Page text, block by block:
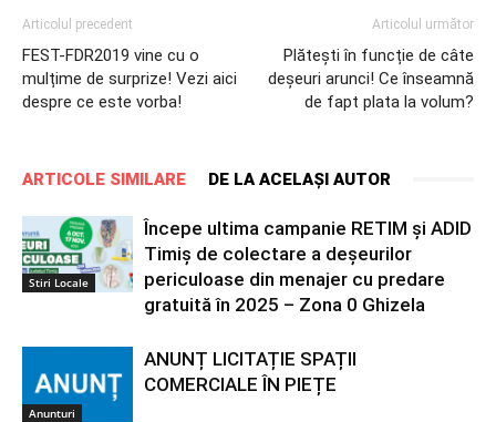
Articolul precedent
FEST-FDR2019 vine cu o
mulțime de surprize! Vezi aici
despre ce este vorba!
Articolul următor
Plătești în funcție de câte
deșeuri arunci! Ce înseamnă
de fapt plata la volum?
ARTICOLE SIMILARE DE LA ACELAȘI AUTOR
Stiri Locale
Începe ultima campanie RETIM și ADID
Timiș de colectare a deșeurilor
periculoase din menajer cu predare
gratuită în 2025 – Zona 0 Ghizela
Anunturi
ANUNȚ LICITAȚIE SPAȚII
COMERCIALE ÎN PIEȚE